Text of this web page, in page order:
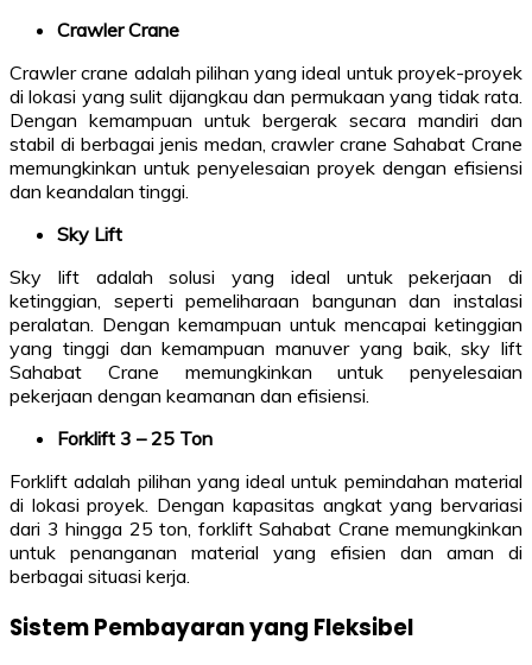
Crawler Crane
Crawler crane adalah pilihan yang ideal untuk proyek-proyek
di lokasi yang sulit dijangkau dan permukaan yang tidak rata.
Dengan kemampuan untuk bergerak secara mandiri dan
stabil di berbagai jenis medan, crawler crane Sahabat Crane
memungkinkan untuk penyelesaian proyek dengan efisiensi
dan keandalan tinggi.
Sky Lift
Sky lift adalah solusi yang ideal untuk pekerjaan di
ketinggian, seperti pemeliharaan bangunan dan instalasi
peralatan. Dengan kemampuan untuk mencapai ketinggian
yang tinggi dan kemampuan manuver yang baik, sky lift
Sahabat Crane memungkinkan untuk penyelesaian
pekerjaan dengan keamanan dan efisiensi.
Forklift 3 – 25 Ton
Forklift adalah pilihan yang ideal untuk pemindahan material
di lokasi proyek. Dengan kapasitas angkat yang bervariasi
dari 3 hingga 25 ton, forklift Sahabat Crane memungkinkan
untuk penanganan material yang efisien dan aman di
berbagai situasi kerja.
Sistem Pembayaran yang Fleksibel